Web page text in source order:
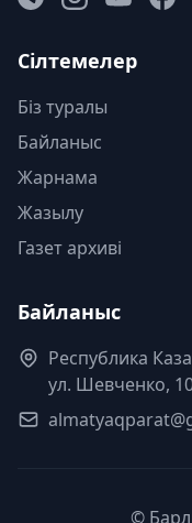
Сілтемелер
Біз туралы
Байланыс
Жарнама
Жазылу
Газет архиві
Байланыс
Республика
ул. Шевченко,
©